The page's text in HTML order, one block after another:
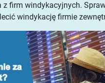
z firm windykacyjnych.
windykację firmie